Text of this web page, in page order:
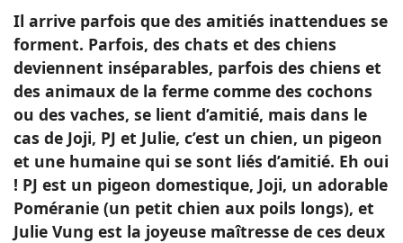
Il arrive parfois que des amitiés inattendues se
forment. Parfois, des chats et des chiens
deviennent inséparables, parfois des chiens et
des animaux de la ferme comme des cochons
ou des vaches, se lient d’amitié, mais dans le
cas de Joji, PJ et Julie, c’est un chien, un pigeon
et une humaine qui se sont liés d’amitié. Eh oui
! PJ est un pigeon domestique, Joji, un adorable
Poméranie (un petit chien aux poils longs), et
Julie Vung est la joyeuse maîtresse de ces deux